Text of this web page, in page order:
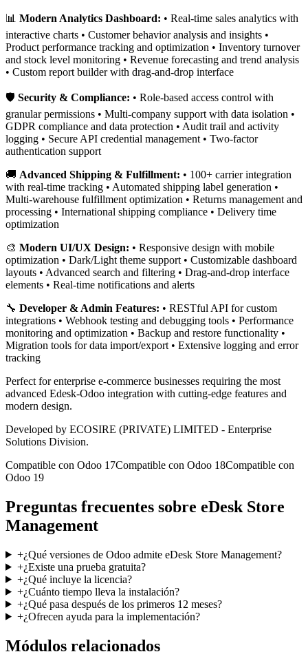
📊 Modern Analytics Dashboard: • Real-time sales analytics with
interactive charts • Customer behavior analysis and insights •
Product performance tracking and optimization • Inventory turnover
and stock level monitoring • Revenue forecasting and trend analysis
• Custom report builder with drag-and-drop interface
🛡️ Security & Compliance: • Role-based access control with
granular permissions • Multi-company support with data isolation •
GDPR compliance and data protection • Audit trail and activity
logging • Secure API credential management • Two-factor
authentication support
🚚 Advanced Shipping & Fulfillment: • 100+ carrier integration
with real-time tracking • Automated shipping label generation •
Multi-warehouse fulfillment optimization • Returns management and
processing • International shipping compliance • Delivery time
optimization
🎨 Modern UI/UX Design: • Responsive design with mobile
optimization • Dark/Light theme support • Customizable dashboard
layouts • Advanced search and filtering • Drag-and-drop interface
elements • Real-time notifications and alerts
🔧 Developer & Admin Features: • RESTful API for custom
integrations • Webhook testing and debugging tools • Performance
monitoring and optimization • Backup and restore functionality •
Migration tools for data import/export • Extensive logging and error
tracking
Perfect for enterprise e-commerce businesses requiring the most
advanced Edesk-Odoo integration with cutting-edge features and
modern design.
Developed by ECOSIRE (PRIVATE) LIMITED - Enterprise
Solutions Division.
Compatible con Odoo 17Compatible con Odoo 18Compatible con
Odoo 19
Preguntas frecuentes sobre eDesk Store
Management
+¿Qué versiones de Odoo admite eDesk Store Management?
+¿Existe una prueba gratuita?
+¿Qué incluye la licencia?
+¿Cuánto tiempo lleva la instalación?
+¿Qué pasa después de los primeros 12 meses?
+¿Ofrecen ayuda para la implementación?
Módulos relacionados